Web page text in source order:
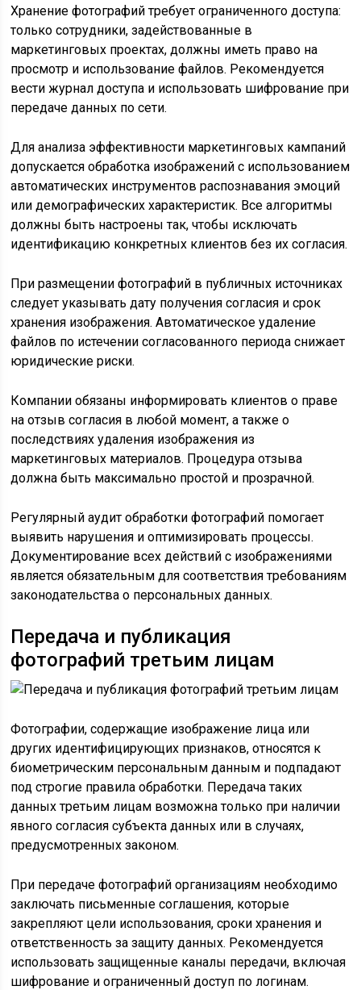
Хранение фотографий требует ограниченного доступа:
только сотрудники, задействованные в
маркетинговых проектах, должны иметь право на
просмотр и использование файлов. Рекомендуется
вести журнал доступа и использовать шифрование при
передаче данных по сети.
Для анализа эффективности маркетинговых кампаний
допускается обработка изображений с использованием
автоматических инструментов распознавания эмоций
или демографических характеристик. Все алгоритмы
должны быть настроены так, чтобы исключать
идентификацию конкретных клиентов без их согласия.
При размещении фотографий в публичных источниках
следует указывать дату получения согласия и срок
хранения изображения. Автоматическое удаление
файлов по истечении согласованного периода снижает
юридические риски.
Компании обязаны информировать клиентов о праве
на отзыв согласия в любой момент, а также о
последствиях удаления изображения из
маркетинговых материалов. Процедура отзыва
должна быть максимально простой и прозрачной.
Регулярный аудит обработки фотографий помогает
выявить нарушения и оптимизировать процессы.
Документирование всех действий с изображениями
является обязательным для соответствия требованиям
законодательства о персональных данных.
Передача и публикация
фотографий третьим лицам
Фотографии, содержащие изображение лица или
других идентифицирующих признаков, относятся к
биометрическим персональным данным и подпадают
под строгие правила обработки. Передача таких
данных третьим лицам возможна только при наличии
явного согласия субъекта данных или в случаях,
предусмотренных законом.
При передаче фотографий организациям необходимо
заключать письменные соглашения, которые
закрепляют цели использования, сроки хранения и
ответственность за защиту данных. Рекомендуется
использовать защищенные каналы передачи, включая
шифрование и ограниченный доступ по логинам.